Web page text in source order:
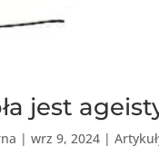
jest
|wrz 9, 2024 |